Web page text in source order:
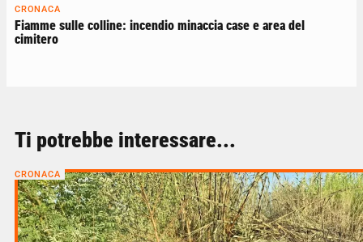
CRONACA
Fiamme sulle colline: incendio minaccia case e area del
cimitero
Ti potrebbe interessare...
CRONACA